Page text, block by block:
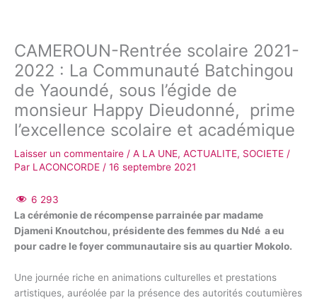
CAMEROUN-Rentrée scolaire 2021-
2022 : La Communauté Batchingou
de Yaoundé, sous l’égide de
monsieur Happy Dieudonné, prime
l’excellence scolaire et académique
Laisser un commentaire / A LA UNE, ACTUALITE, SOCIETE /
Par LACONCORDE / 16 septembre 2021
6 293
La cérémonie de récompense parrainée par madame
Djameni Knoutchou, présidente des femmes du Ndé a eu
pour cadre le foyer communautaire sis au quartier Mokolo.
Une journée riche en animations culturelles et prestations
artistiques, auréolée par la présence des autorités coutumières